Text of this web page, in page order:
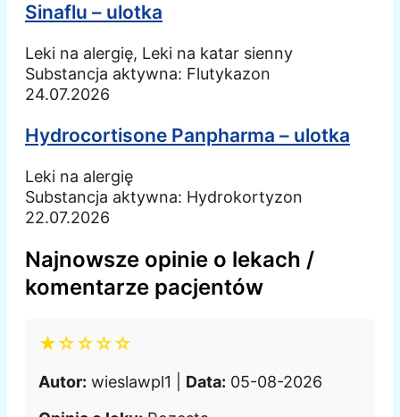
Sinaflu – ulotka
Leki na alergię, Leki na katar sienny
Substancja aktywna: Flutykazon
24.07.2026
Hydrocortisone Panpharma – ulotka
Leki na alergię
Substancja aktywna: Hydrokortyzon
22.07.2026
Najnowsze opinie o lekach /
komentarze pacjentów
★☆☆☆☆
Autor: wieslawpl1 | Data: 05-08-2026